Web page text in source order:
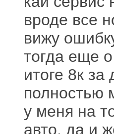
вроде все
вижу
тогда еще
итоге 8к за
полностью
у меня на
авто, да и